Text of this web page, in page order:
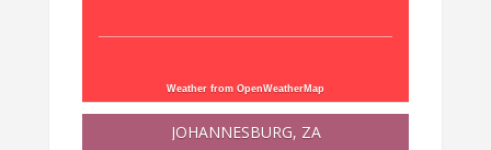
Weather from OpenWeatherMap
JOHANNESBURG, ZA